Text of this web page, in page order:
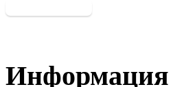
Информация